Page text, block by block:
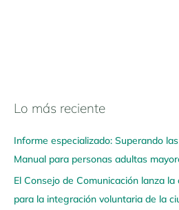
Lo más reciente
Informe especializado: Superando
Manual para personas adultas
El Consejo de Comunicación lanza
para la integración voluntaria de la
N
v
e
g
a